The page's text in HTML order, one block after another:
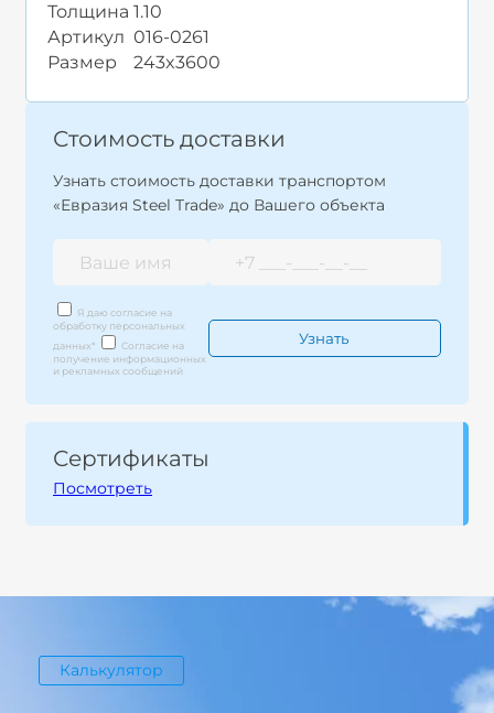
Толщина 1.10
Артикул 016-0261
Размер
243x3600
Стоимость доставки
Узнать стоимость доставки транспортом
«Евразия Steel Trade» до Вашего объекта
Я даю согласие на
обработку персональных
данных*
Согласие на
получение информационных
и рекламных сообщений
Сертификаты
Посмотреть
Калькулятор